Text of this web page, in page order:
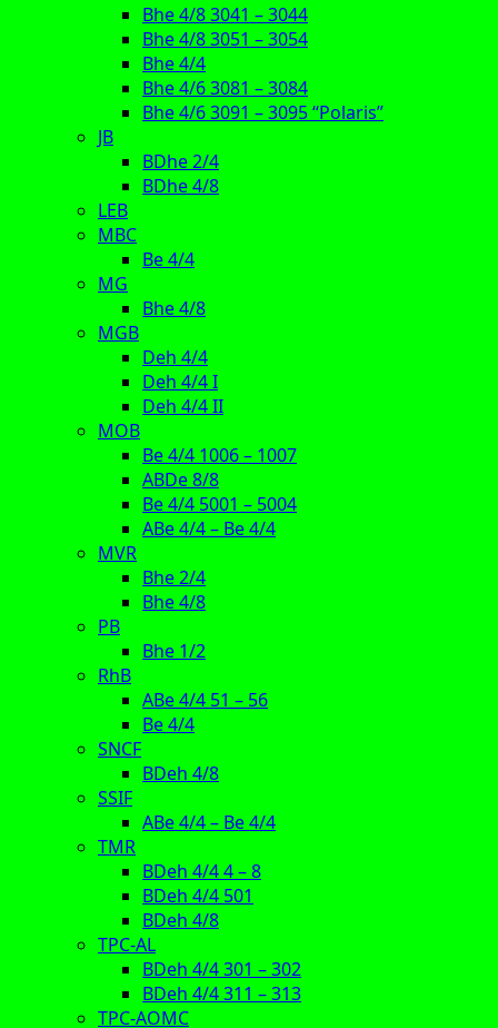
Bhe 4/8 3041 – 3044
Bhe 4/8 3051 – 3054
Bhe 4/4
Bhe 4/6 3081 – 3084
Bhe 4/6 3091 – 3095 “Polaris”
JB
BDhe 2/4
BDhe 4/8
LEB
MBC
Be 4/4
MG
Bhe 4/8
MGB
Deh 4/4
Deh 4/4 I
Deh 4/4 II
MOB
Be 4/4 1006 – 1007
ABDe 8/8
Be 4/4 5001 – 5004
ABe 4/4 – Be 4/4
MVR
Bhe 2/4
Bhe 4/8
PB
Bhe 1/2
RhB
ABe 4/4 51 – 56
Be 4/4
SNCF
BDeh 4/8
SSIF
ABe 4/4 – Be 4/4
TMR
BDeh 4/4 4 – 8
BDeh 4/4 501
BDeh 4/8
TPC-AL
BDeh 4/4 301 – 302
BDeh 4/4 311 – 313
TPC-AOMC